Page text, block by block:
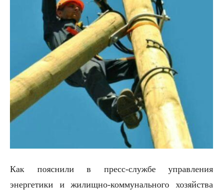
Как пояснили в пресс-службе управления
энергетики и жилищно-коммунального хозяйства